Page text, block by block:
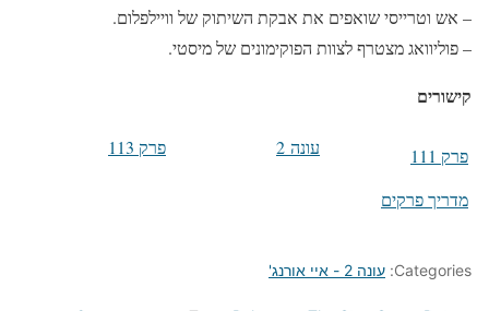
– אש וטרייסי שואפים את אבקת השיתוק של וויילפלום.
– פוליוואג מצטרף לצוות הפוקימונים של מיסטי.
קישורים
פרק 111 עונה 2 פרק 113
מדריך פרקים
Categories: עונה 2 - איי אורנג'